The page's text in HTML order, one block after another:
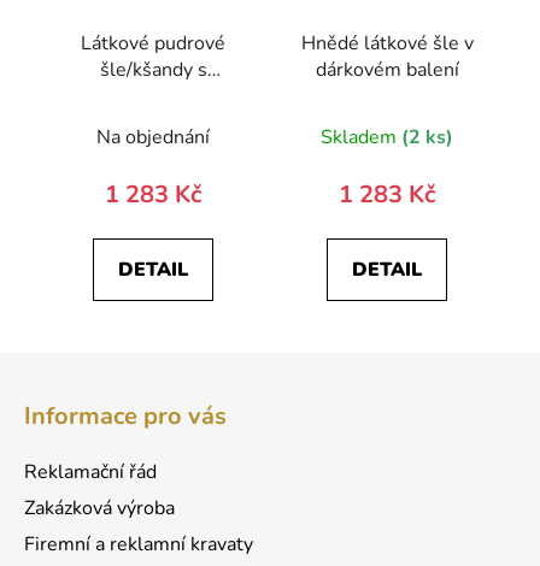
Látkové pudrové
šle/kšandy s
Na objednání
1 283 Kč
DETAIL
Hnědé látkové šle v
dárkovém balení
Skladem (2 ks)
1 283 Kč
DETAIL
Informace pro vás
Reklamační řád
Zakázková výroba
Firemní a reklamní kravaty